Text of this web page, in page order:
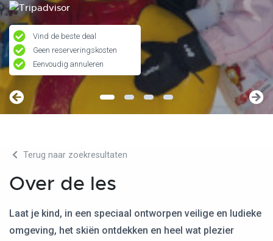
Vind de beste deal
Geen reserveringskosten
Eenvoudig annuleren
Terug naar zoekresultaten
Over de les
Laat je kind, in een speciaal ontworpen veilige en ludieke
omgeving, het skiën ontdekken en heel wat plezier